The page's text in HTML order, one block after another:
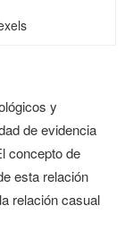
y
de evidencia
concepto de
esta relación
relación casual